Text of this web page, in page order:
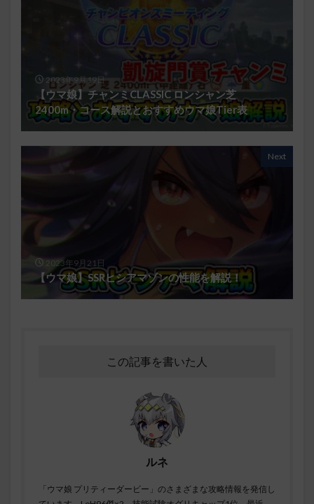
2023年9月19日
【ウマ娘】チャンミCLASSIC ロンシャン芝
2400m・コース解説とおすすめウマ娘Tier表
Next
2023年9月21日
【ウマ娘】SSRヒシアマゾンの性能を解説！
この記事を書いた人
ルネ
「ウマ娘 プリティーダービー」のさまざまな攻略情報を発信し